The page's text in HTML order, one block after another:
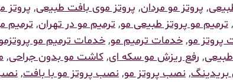
, پروتز مو مردان, پروتز موی بافت طبیعی, پروتز
, ترمیم مو پروتز طبیعی مو, ترمیم مو در تهران, ترمیم
پروتز مو, خدمات ترمیم مو, خدمات ترمیم مو
, رفع ریزش مو سکه ای, کاشت مو بدون جراحی,
, نصب پروتز مو, نصب پروتز مو با بافت,